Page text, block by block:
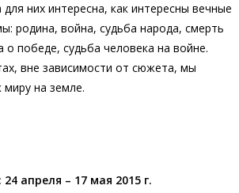
них интересна, как интересны вечные
родина, война, судьба народа, смерть
о победе, судьба человека на войне.
вне зависимости от сюжета, мы
на земле.
апреля – 17 мая 2015 г.